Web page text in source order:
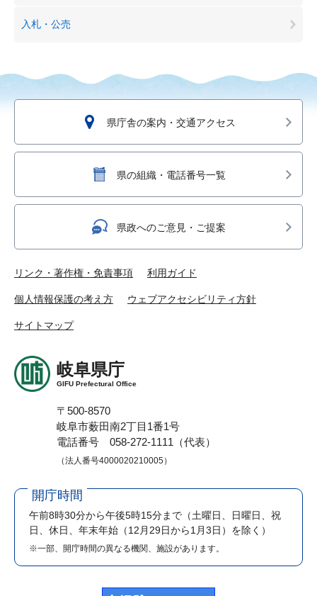
入札・公売
県庁舎の案内・交通アクセス
県の組織・電話番号一覧
県政へのご意見・ご提案
リンク・著作権・免責事項 利用ガイド
個人情報保護の考え方 ウェブアクセシビリティ方針
サイトマップ
岐阜県庁
GIFU Prefectural Office
〒500-8570
岐阜市薮田南2丁目1番1号
電話番号 058-272-1111（代表）
（法人番号4000020210005）
開庁時間
午前8時30分から午後5時15分まで （土曜日、日曜日、祝
日、休日、年末年始（12月29日から1月3日）を除く）
※一部、開庁時間の異なる機関、施設があります。